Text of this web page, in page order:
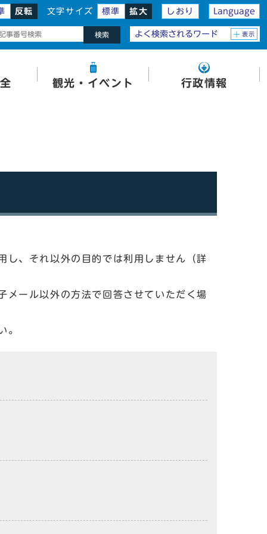
反転 文字サイズ 標準 拡大 しおり Language
検索 よく検索されるワード 表示
観光・イベント 行政情報
し、それ以外の目的では利用しません（詳
メール以外の方法で回答させていただく場
。